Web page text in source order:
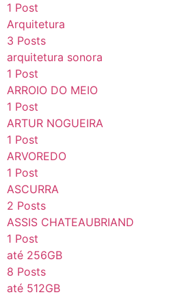
1 Post
Arquitetura
3 Posts
arquitetura sonora
1 Post
ARROIO DO MEIO
1 Post
ARTUR NOGUEIRA
1 Post
ARVOREDO
1 Post
ASCURRA
2 Posts
ASSIS CHATEAUBRIAND
1 Post
até 256GB
8 Posts
até 512GB